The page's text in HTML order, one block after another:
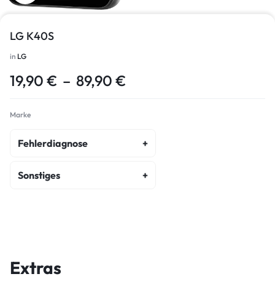
LG K40S
in LG
19,90 € – 89,90 €
Marke
Fehlerdiagnose
fehlerdiagnose
Sonstiges
Extras